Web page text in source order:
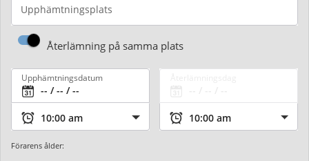
Upphämtningsplats
Återlämning på samma plats
Upphämtningsdatum
Förarens ålder: